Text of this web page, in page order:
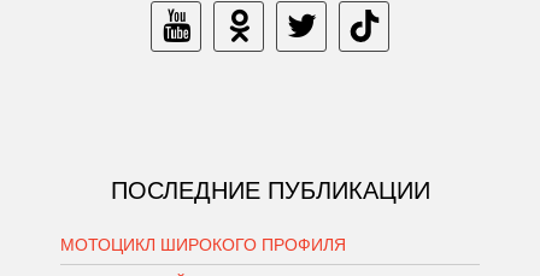
ПОСЛЕДНИЕ ПУБЛИКАЦИИ
МОТОЦИКЛ ШИРОКОГО ПРОФИЛЯ